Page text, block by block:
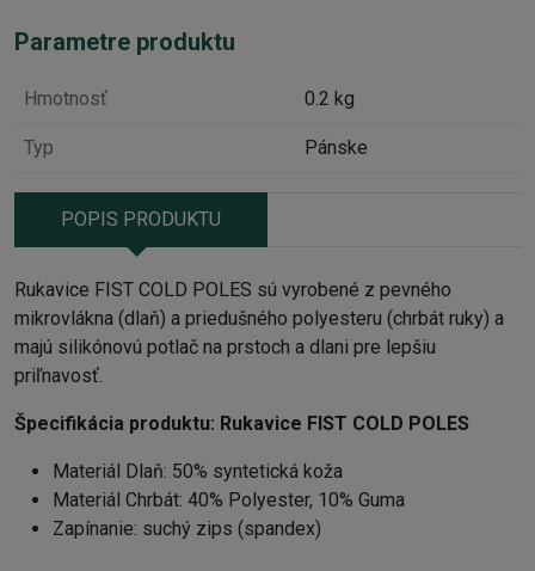
Parametre produktu
Hmotnosť 0.2 kg
Typ Pánske
POPIS PRODUKTU
Rukavice FIST COLD POLES sú vyrobené z pevného
mikrovlákna (dlaň) a priedušného polyesteru (chrbát ruky) a
majú silikónovú potlač na prstoch a dlani pre lepšiu
priľnavosť.
Špecifikácia produktu: Rukavice FIST COLD POLES
Materiál Dlaň: 50% syntetická koža
Materiál Chrbát: 40% Polyester, 10% Guma
Zapínanie: suchý zips (spandex)